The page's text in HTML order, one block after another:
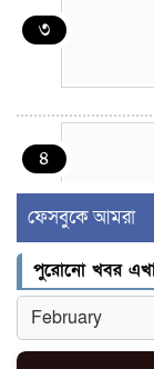
৩
৪
৫
ফেসবুকে আমরা
পুরোনো খবর